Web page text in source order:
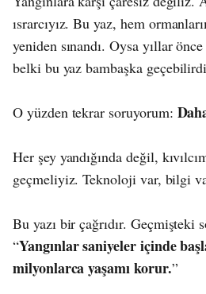
ısrarcıyız. Bu yaz, hem
yeniden sınandı. Oysa yıllar
belki bu yaz bambaşka
O yüzden tekrar soruyorum:
Her şey yandığında değil,
geçmeliyiz. Teknoloji var, bilgi
Bu yazı bir çağrıdır. Geçmişteki
“Yangınlar saniyeler içinde
milyonlarca yaşamı korur.”